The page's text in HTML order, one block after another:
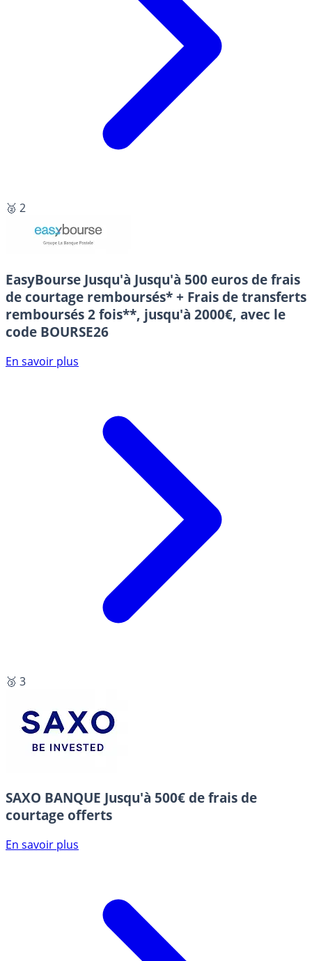
🥈 2
EasyBourse Jusqu'à Jusqu'à 500 euros de frais
de courtage remboursés* + Frais de transferts
remboursés 2 fois**, jusqu'à 2000€, avec le
code BOURSE26
En savoir plus
🥉 3
SAXO BANQUE Jusqu'à 500€ de frais de
courtage offerts
En savoir plus